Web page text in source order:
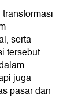
serta
tersebut
juga
pasar dan